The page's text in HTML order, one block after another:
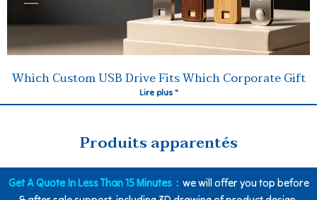
Which Custom USB Drive Fits Which Corporate Gift
Lire plus "
Produits apparentés
Get A Quote In Less Than 15 Minutes： we will offer you top before